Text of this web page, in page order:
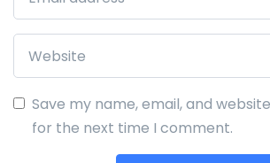
Save my name, email, and
for the next time I comment.